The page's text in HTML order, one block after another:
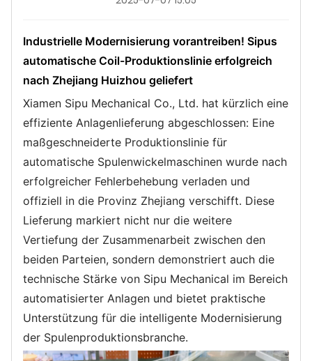
Industrielle Modernisierung vorantreiben! Sipus
automatische Coil-Produktionslinie erfolgreich
nach Zhejiang Huizhou geliefert
Xiamen Sipu Mechanical Co., Ltd. hat kürzlich eine
effiziente Anlagenlieferung abgeschlossen: Eine
maßgeschneiderte Produktionslinie für
automatische Spulenwickelmaschinen wurde nach
erfolgreicher Fehlerbehebung verladen und
offiziell in die Provinz Zhejiang verschifft. Diese
Lieferung markiert nicht nur die weitere
Vertiefung der Zusammenarbeit zwischen den
beiden Parteien, sondern demonstriert auch die
technische Stärke von Sipu Mechanical im Bereich
automatisierter Anlagen und bietet praktische
Unterstützung für die intelligente Modernisierung
der Spulenproduktionsbranche.